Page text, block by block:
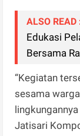
ALSO READ
Edukasi
Bersama
“Kegiatan
sesama
Jatisari